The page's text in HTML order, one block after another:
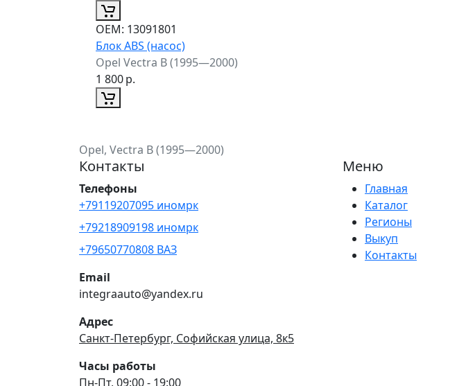
ОЕМ: 13091801
Блок ABS (насос)
Opel Vectra B (1995—2000)
1 800р.
Opel, Vectra B (1995—2000)
Контакты
Телефоны
+79119207095 иномрк
+79218909198 иномрк
+79650770808 ВАЗ
Email
integraauto@yandex.ru
Адрес
Санкт-Петербург, Софийская улица, 8к5
Часы работы
Пн-Пт, 09:00 - 19:00
Меню
Главная
Каталог
Регионы
Выкуп
Контакты